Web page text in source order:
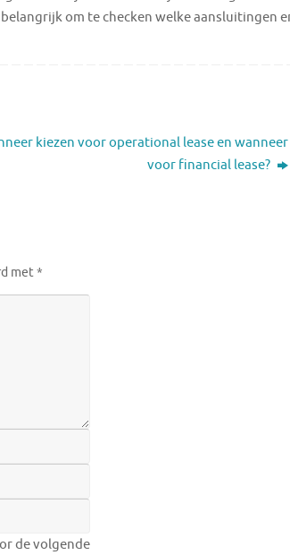
om te checken welke aansluitingen
kiezen voor operational lease en wanneer
voor financial lease?
met*
de volgende